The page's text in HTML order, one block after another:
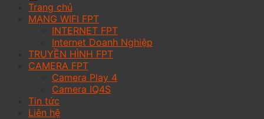
Trang chủ
MẠNG WIFI FPT
INTERNET FPT
Internet Doanh Nghiệp
TRUYỀN HÌNH FPT
CAMERA FPT
Camera Play 4
Camera IQ4S
Tin tức
Liên hệ